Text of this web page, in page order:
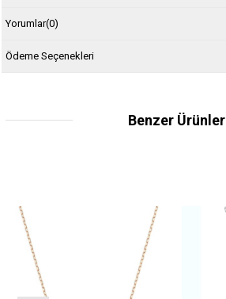
Yorumlar(0)
Ödeme Seçenekleri
Benzer Ürünler